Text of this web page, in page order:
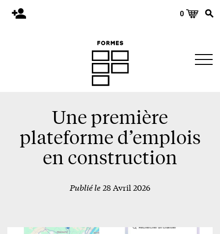
0
Matériaux
Environnement
À propos
Événements et conférences
Une première
plateforme d’emplois
en construction
Publié le28 Avril 2026